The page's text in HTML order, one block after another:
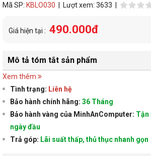
Mã SP: KBLO030 | Lượt xem: 3633 |
Giá hiện tại : 490.000đ
Mô tả tóm tắt sản phẩm
Xem thêm
Tình trạng: Liên hệ
Bảo hành chính hãng: 36 Tháng
Bảo hành vàng của MinhAnComputer: Tận
ngày đầu
Trả góp: Lãi suất thấp, thủ thục nhanh gọn